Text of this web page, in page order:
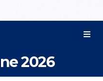
2026